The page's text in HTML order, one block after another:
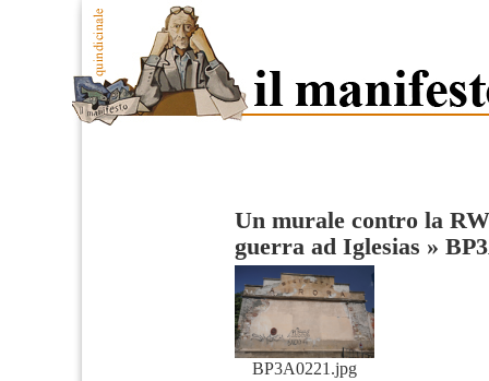
Un murale contro la
guerra ad Iglesias »
BP3A0221.jpg